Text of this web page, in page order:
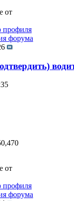
от
профиля
форума
от
профиля
форума